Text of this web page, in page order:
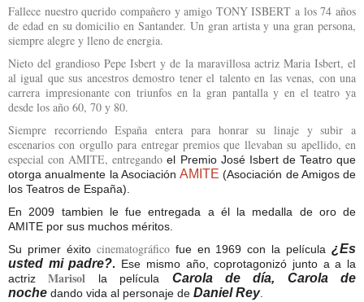
Fallece nuestro querido compañero y amigo TONY ISBERT a los 74 años
de edad en su domicilio en Santander. Un gran artista y una gran persona,
siempre alegre y lleno de energia.
Nieto del grandioso Pepe Isbert y de la maravillosa actriz Maria Isbert, el
al igual que sus ancestros demostro tener el talento en las venas, con una
carrera impresionante con triunfos en la gran pantalla y en el teatro ya
desde los año 60, 70 y 80.
Siempre recorriendo España entera para honrar su linaje y subir a
escenarios con orgullo para entregar premios que llevaban su apellido, en
especial con AMITE, entregando el Premio José Isbert de Teatro que
otorga anualmente la Asociación AMITE (Asociación de Amigos de
los Teatros de España).
En 2009 tambien le fue entregada a él la medalla de oro de
AMITE por sus muchos méritos.
Su primer éxito cinematográficofue en 1969 con la película¿Es
usted mi padre?. Ese mismo año, coprotagonizó junto a a la
actrizMarisol la película Carola de día, Carola de
noche dando vida al personaje de Daniel Rey.